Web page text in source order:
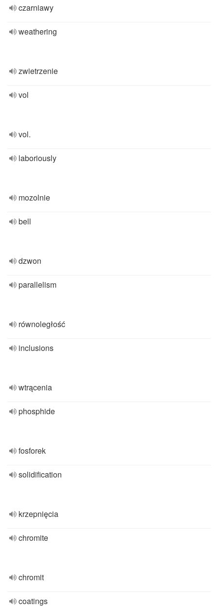
czarniawy
weathering
zwietrzenie
vol
vol.
laboriously
mozolnie
bell
dzwon
parallelism
równoległość
inclusions
wtrącenia
phosphide
fosforek
solidification
krzepnięcia
chromite
chromit
coatings